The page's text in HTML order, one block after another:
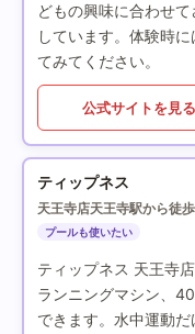
どもの興味に合わせ
しています。体験時
てみてください。
公式サイトを見る
ティップネス
天王寺店天王寺駅から徒
プールも使いたい
ティップネス 天王寺
ランニングマシン、
できます。水中運動